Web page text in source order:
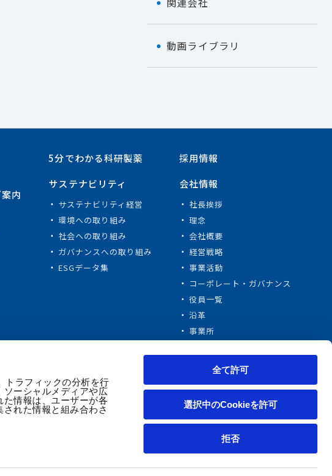
トラフィックの分析を行
ソーシャルメディアや広
情報は、ユーザーが各
れた情報と組み合わさ
全て許可
選択中のCookieを許可
拒否
動画ライブラリ
内
5分でわかる科研製薬
サステナビリティ
サステナビリティ経営
環境への取り組み
社会への取り組み
ガバナンスへの取り組み
ESGデータ集
採用情報
会社情報
社長挨拶
理念
会社概要
経営戦略
事業活動
コーポレート・ガバナンス
役員一覧
沿革
事業所
動画ライブラリ
電子公告